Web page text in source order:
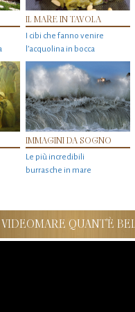
IL MARE IN TAVOLA
I cibi che fanno venire
l’acquolina in bocca
IMMAGINI DA SOGNO
Le più incredibili
burrasche in mare
VIDEOMARE QUANT'È